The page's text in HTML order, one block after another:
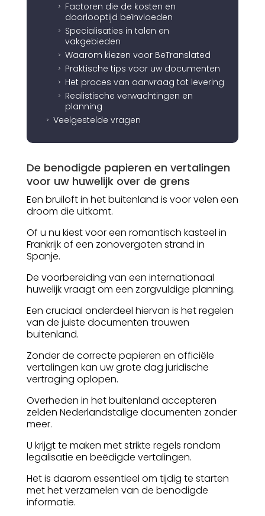
5
Factoren die de kosten en
doorlooptijd beïnvloeden
5
Specialisaties in talen en
vakgebieden
5 Waarom kiezen voor BeTranslated
5 Praktische tips voor uw documenten
5 Het proces van aanvraag tot levering
5
Realistische verwachtingen en
planning
5 Veelgestelde vragen
De benodigde papieren en vertalingen
voor uw huwelijk over de grens
Een bruiloft in het buitenland is voor velen een
droom die uitkomt.
Of u nu kiest voor een romantisch kasteel in
Frankrijk of een zonovergoten strand in
Spanje.
De voorbereiding van een internationaal
huwelijk vraagt om een zorgvuldige planning.
Een cruciaal onderdeel hiervan is het regelen
van de juiste documenten trouwen
buitenland.
Zonder de correcte papieren en officiële
vertalingen kan uw grote dag juridische
vertraging oplopen.
Overheden in het buitenland accepteren
zelden Nederlandstalige documenten zonder
meer.
U krijgt te maken met strikte regels rondom
legalisatie en beëdigde vertalingen.
Het is daarom essentieel om tijdig te starten
met het verzamelen van de benodigde
informatie.